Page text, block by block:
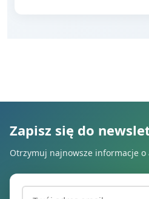
Zapisz się do
Otrzymuj najnowsze informacje
Adres email (wymagany)